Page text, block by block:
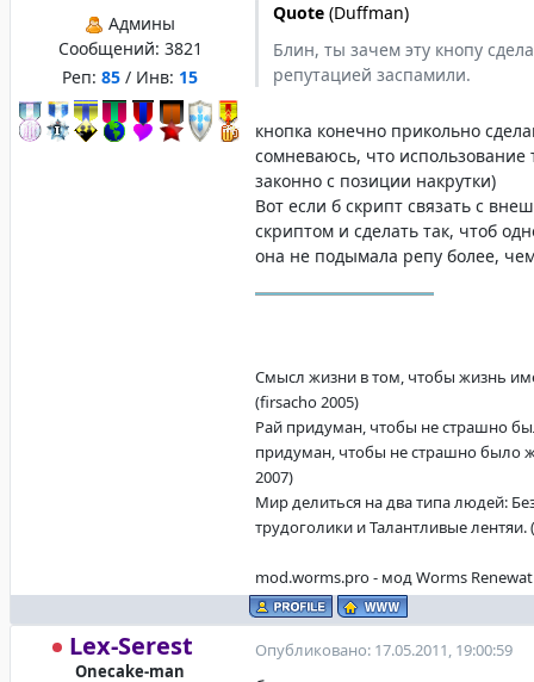
Админы
Сообщений: 3821
Реп: 85 / Инв: 15
Quote (Duffman)
Блин, ты зачем эту кнопу
репутацией заспамили.
кнопка конечно прикольно
сомневаюсь, что использование
законно с позиции накрутки)
Вот если б скрипт связать с
скриптом и сделать так, чтоб
она не подымала репу более,
Смысл жизни в том, чтобы жизнь
(firsacho 2005)
Рай придуман, чтобы не страшно
придуман, чтобы не страшно было
2007)
Мир делиться на два типа людей:
трудоголики и Талантливые лентяи.
mod.worms.pro - мод Worms
Lex-Serest
Onecake-man
Опубликовано: 17.05.2011, 19:00:59